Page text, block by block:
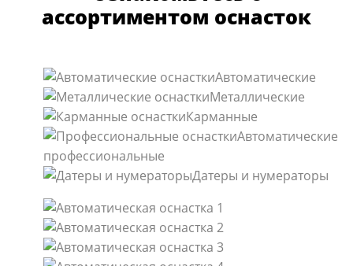
ассортиментом оснасток
Автоматические
Металлические
Карманные
Автоматические
профессиональные
Датеры и нумераторы